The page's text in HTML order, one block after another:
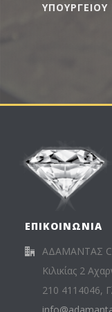
ΕΠΙΚΟΙΝΩΝΙΑ
ΑΔΑΜΑΝΤΑΣ
Κιλικίας 2
210 4114046,